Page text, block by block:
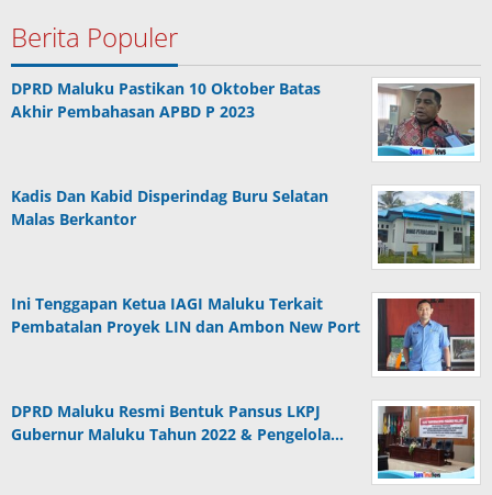
Berita Populer
DPRD Maluku Pastikan 10 Oktober Batas
Akhir Pembahasan APBD P 2023
Kadis Dan Kabid Disperindag Buru Selatan
Malas Berkantor
Ini Tenggapan Ketua IAGI Maluku Terkait
Pembatalan Proyek LIN dan Ambon New Port
DPRD Maluku Resmi Bentuk Pansus LKPJ
Gubernur Maluku Tahun 2022 & Pengelola…